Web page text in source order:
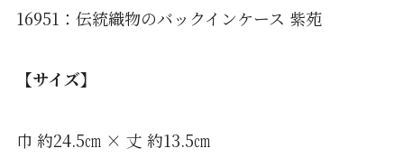
16951：伝統織物のバックインケース 紫苑
【サイズ】
巾 約24.5㎝ × 丈 約13.5㎝